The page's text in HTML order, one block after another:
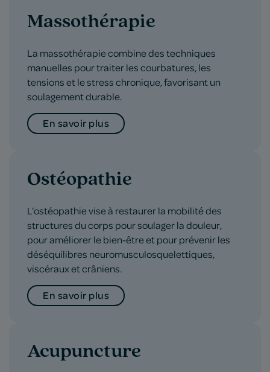
Massothérapie
La massothérapie combine des techniques
manuelles pour traiter les courbatures, les
tensions et le stress chronique, favorisant un
soulagement durable.
En savoir plus
Ostéopathie
L’ostéopathie vise à restaurer la mobilité des
structures du corps pour soulager la douleur,
pour améliorer le bien-être et pour prévenir les
déséquilibres neuromusculosquelettiques,
viscéraux et crâniens.
En savoir plus
Acupuncture